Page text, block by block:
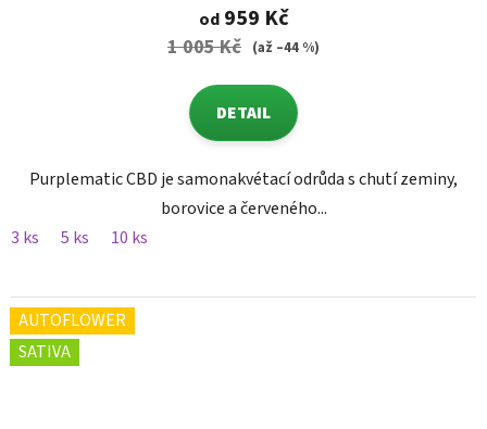
od959 Kč
1 005 Kč (až –44 %)
DETAIL
Purplematic CBD je samonakvétací odrůda s chutí zeminy,
borovice a červeného...
3 ks
5 ks 10 ks
AUTOFLOWER
SATIVA